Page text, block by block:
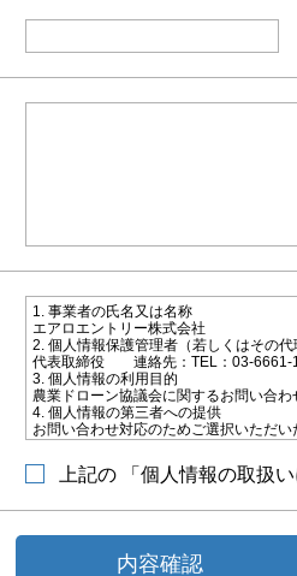
1. 事業者の氏名又は名称
エアロエントリー株式会社
2. 個人情報保護管理者（若しくはその
代表取締役 連絡先：TEL：03-6661-
3. 個人情報の利用目的
農業ドローン協議会に関するお問い合
4. 個人情報の第三者への提供
お問い合わせ対応のためご選択いただ
5. 個人情報取扱いの委託
当社は利用目的の達成に必要な範囲内で
6. 個人情報の開示等の請求
の請求を、下記の当社問合わせ窓口に
上記の 「個人情報の取扱
内容確認